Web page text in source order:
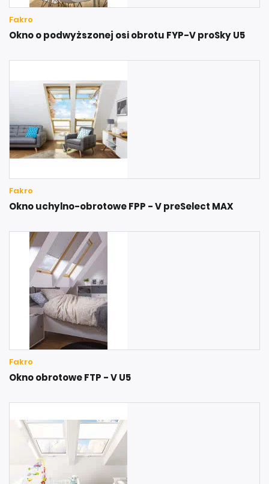
Fakro
Okno o podwyższonej osi obrotu FYP-V proSky U5
Fakro
Okno uchylno-obrotowe FPP - V preSelect MAX
Fakro
Okno obrotowe FTP - V U5